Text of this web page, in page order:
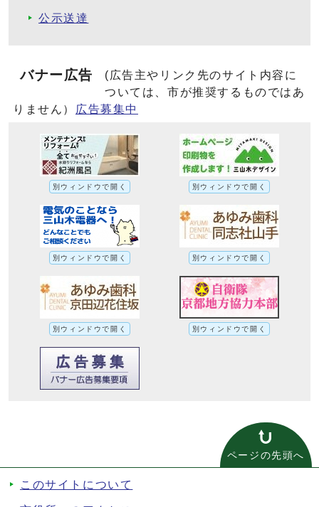
公示送達
バナー広告
(広告主やリンク先のサイト内容に
ついては、市が推奨するものではあ
りません）
広告募集中
別ウィンドウで開く 別ウィンドウで開く
別ウィンドウで開く 別ウィンドウで開く
別ウィンドウで開く 別ウィンドウで開く
ページの先頭へ
このサイトについて